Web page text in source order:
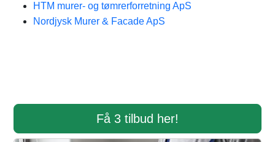
HTM murer- og tømrerforretning ApS
Nordjysk Murer & Facade ApS
Få 3 tilbud her!